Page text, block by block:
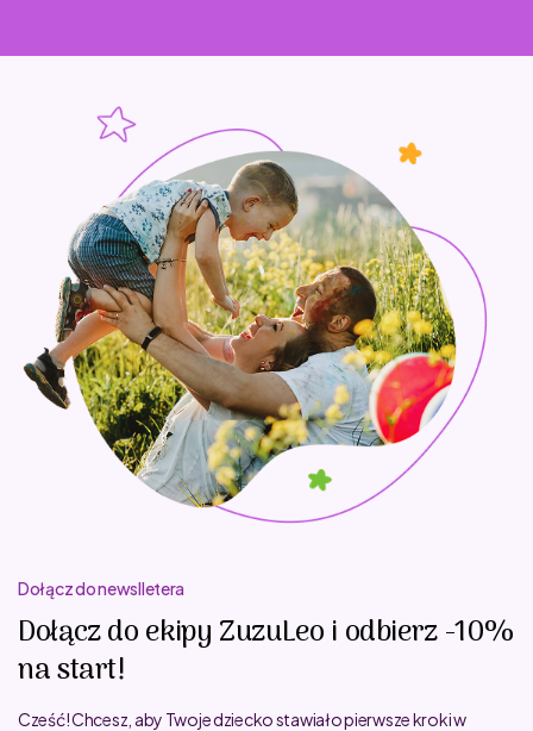
Dołącz do newslletera
Dołącz do ekipy ZuzuLeo i odbierz -10%
na start!
Cześć! Chcesz, aby Twoje dziecko stawiało pierwsze kroki w